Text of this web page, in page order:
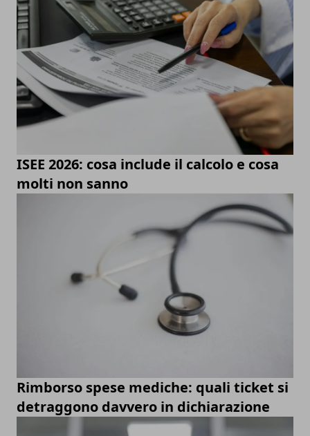
ISEE 2026: cosa include il calcolo e cosa
molti non sanno
Rimborso spese mediche: quali ticket si
detraggono davvero in dichiarazione